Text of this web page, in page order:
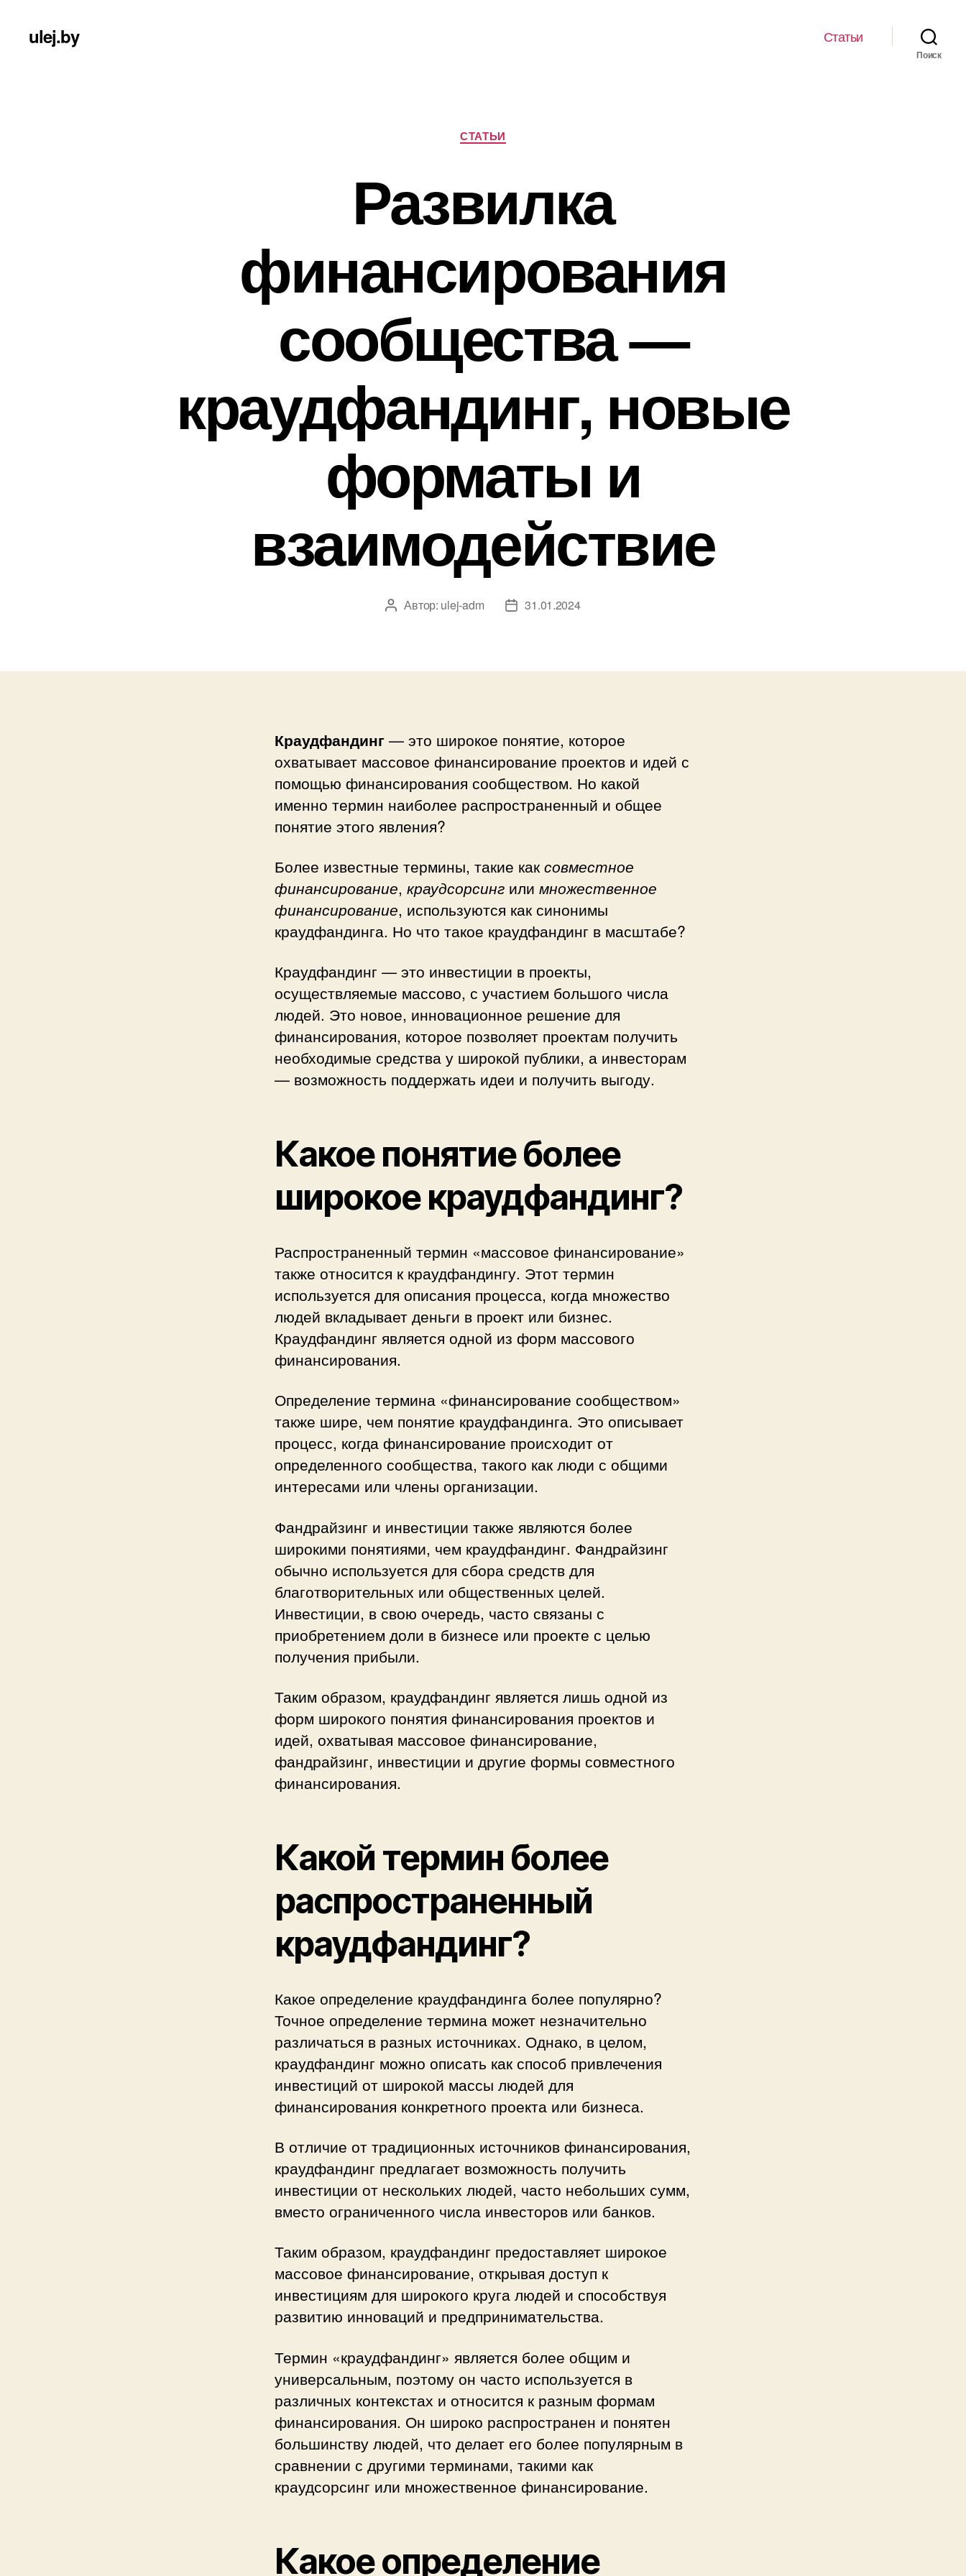
ulej.by Статьи
Поиск
Рубрики
СТАТЬИ
Развилка
финансирования
сообщества —
краудфандинг, новые
форматы и
взаимодействие
Автор
Автор: ulej-adm
Дата31.01.2024
Краудфандинг — это широкое понятие, которое
охватывает массовое финансирование проектов и идей с
помощью финансирования сообществом. Но какой
именно термин наиболее распространенный и общее
понятие этого явления?
Более известные термины, такие как совместное
финансирование, краудсорсинг или множественное
финансирование, используются как синонимы
краудфандинга. Но что такое краудфандинг в масштабе?
Краудфандинг — это инвестиции в проекты,
осуществляемые массово, с участием большого числа
людей. Это новое, инновационное решение для
финансирования, которое позволяет проектам получить
необходимые средства у широкой публики, а инвесторам
— возможность поддержать идеи и получить выгоду.
Какое понятие более
широкое краудфандинг?
Распространенный термин «массовое финансирование»
также относится к краудфандингу. Этот термин
используется для описания процесса, когда множество
людей вкладывает деньги в проект или бизнес.
Краудфандинг является одной из форм массового
финансирования.
Определение термина «финансирование сообществом»
также шире, чем понятие краудфандинга. Это описывает
процесс, когда финансирование происходит от
определенного сообщества, такого как люди с общими
интересами или члены организации.
Фандрайзинг и инвестиции также являются более
широкими понятиями, чем краудфандинг. Фандрайзинг
обычно используется для сбора средств для
благотворительных или общественных целей.
Инвестиции, в свою очередь, часто связаны с
приобретением доли в бизнесе или проекте с целью
получения прибыли.
Таким образом, краудфандинг является лишь одной из
форм широкого понятия финансирования проектов и
идей, охватывая массовое финансирование,
фандрайзинг, инвестиции и другие формы совместного
финансирования.
Какой термин более
распространенный
краудфандинг?
Какое определение краудфандинга более популярно?
Точное определение термина может незначительно
различаться в разных источниках. Однако, в целом,
краудфандинг можно описать как способ привлечения
инвестиций от широкой массы людей для
финансирования конкретного проекта или бизнеса.
В отличие от традиционных источников финансирования,
краудфандинг предлагает возможность получить
инвестиции от нескольких людей, часто небольших сумм,
вместо ограниченного числа инвесторов или банков.
Таким образом, краудфандинг предоставляет широкое
массовое финансирование, открывая доступ к
инвестициям для широкого круга людей и способствуя
развитию инноваций и предпринимательства.
Термин «краудфандинг» является более общим и
универсальным, поэтому он часто используется в
различных контекстах и относится к разным формам
финансирования. Он широко распространен и понятен
большинству людей, что делает его более популярным в
сравнении с другими терминами, такими как
краудсорсинг или множественное финансирование.
Какое определение